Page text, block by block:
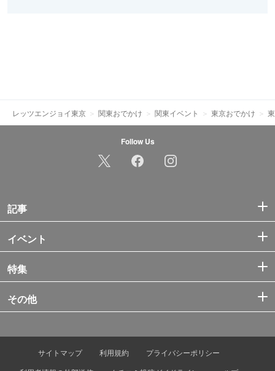
レッツエンジョイ東京 関東おでかけ 関東イベント 東京おでかけ
Follow Us
記事
イベント
特集
その他
サイトマップ 利用規約
プライバシーポリシー